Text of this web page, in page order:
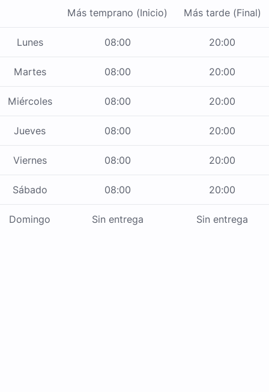
Más temprano (Inicio) Más tarde (Final)
Lunes 08:00 20:00
Martes 08:00 20:00
Miércoles 08:00 20:00
Jueves 08:00 20:00
Viernes 08:00 20:00
Sábado 08:00 20:00
Domingo Sin entrega Sin entrega